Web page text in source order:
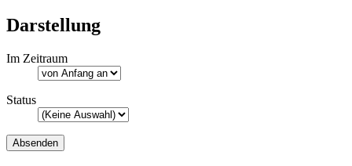
Darstellung
Im Zeitraum
Status